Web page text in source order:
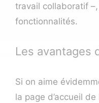
travail collaboratif
fonctionnalités.
Les avantages
Si on aime
la page d’accueil